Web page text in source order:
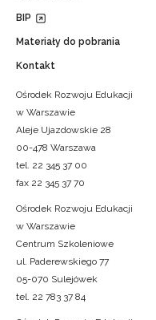
BIP
Materiały do pobrania
Kontakt
Ośrodek Rozwoju Edukacji
w Warszawie
Aleje Ujazdowskie 28
00-478 Warszawa
tel. 22 345 37 00
fax 22 345 37 70
Ośrodek Rozwoju Edukacji
w Warszawie
Centrum Szkoleniowe
ul. Paderewskiego 77
05-070 Sulejówek
tel. 22 783 37 84